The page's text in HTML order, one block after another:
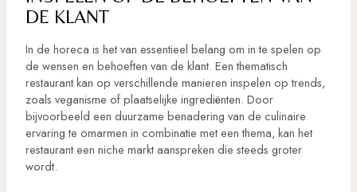
DE KLANT
In de horeca is het van essentieel belang om in te spelen op
de wensen en behoeften van de klant. Een thematisch
restaurant kan op verschillende manieren inspelen op trends,
zoals veganisme of plaatselijke ingrediënten. Door
bijvoorbeeld een duurzame benadering van de culinaire
ervaring te omarmen in combinatie met een thema, kan het
restaurant een niche markt aanspreken die steeds groter
wordt.